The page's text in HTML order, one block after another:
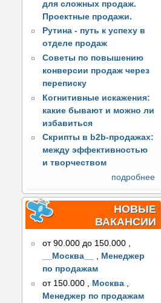
для сложных продаж.
Проектные продажи.
Рутина - путь к успеху в
отделе продаж
Советы по повышению
конверсии продаж через
переписку
Когнитивные искажения:
какие бывают и можно ли
избавиться
Скрипты в b2b-продажах:
между эффективностью
и творчеством
подробнее
НОВЫЕ
ВАКАНСИИ
от 90.000 до 150.000 ,
__Москва__
, Менеджер
по продажам
от 150.000
Москва
Менеджер по продажам